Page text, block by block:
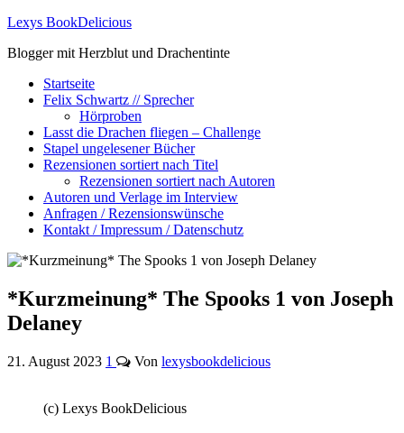
Lexys BookDelicious
Blogger mit Herzblut und Drachentinte
Startseite
Felix Schwartz // Sprecher
Hörproben
Lasst die Drachen fliegen – Challenge
Stapel ungelesener Bücher
Rezensionen sortiert nach Titel
Rezensionen sortiert nach Autoren
Autoren und Verlage im Interview
Anfragen / Rezensionswünsche
Kontakt / Impressum / Datenschutz
*Kurzmeinung* The Spooks 1 von Joseph
Delaney
21. August 2023 1 Von lexysbookdelicious
(c) Lexys BookDelicious